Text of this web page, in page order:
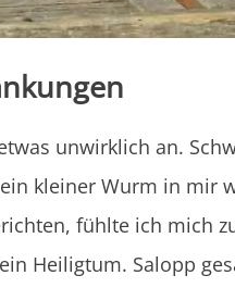
unwirklich an.
kleiner Wurm in mir
fühlte ich mich
Heiligtum. Salopp